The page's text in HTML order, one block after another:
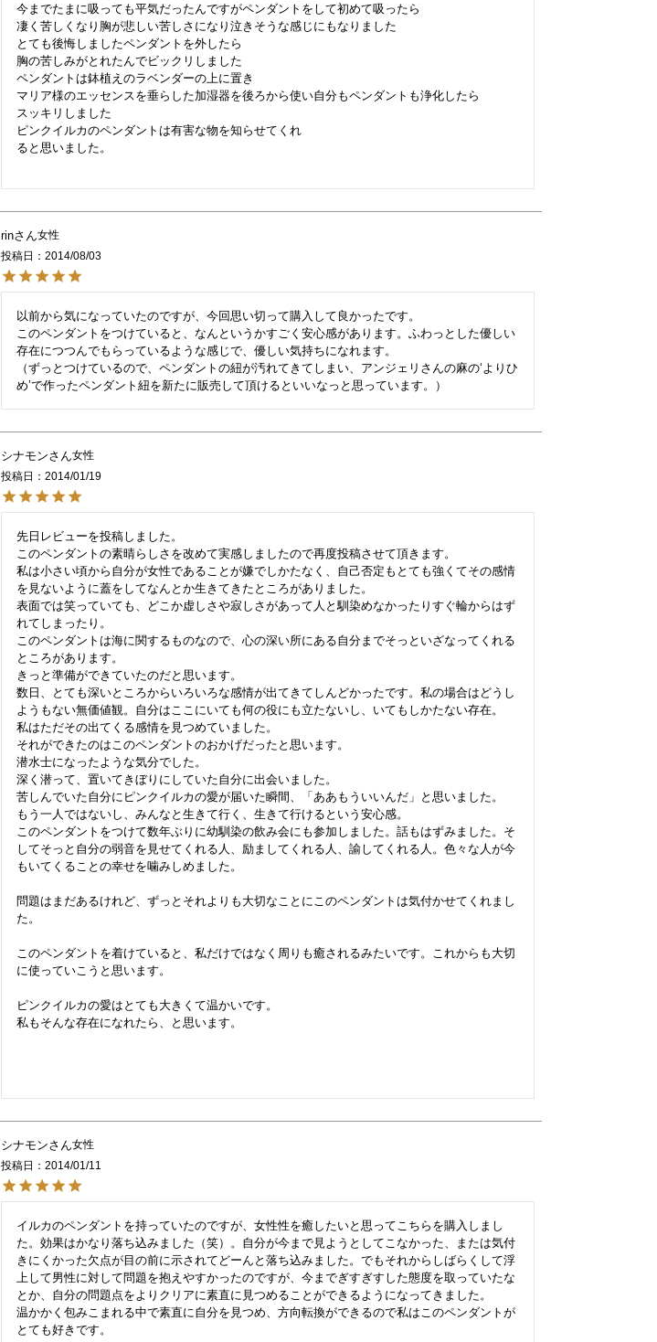
今までたまに吸っても平気だったんですがペンダントをして初めて吸ったら
凄く苦しくなり胸が悲しい苦しさになり泣きそうな感じにもなりました
とても後悔しましたペンダントを外したら
胸の苦しみがとれたんでビックリしました
ペンダントは鉢植えのラベンダーの上に置き
マリア様のエッセンスを垂らした加湿器を後ろから使い自分もペンダントも浄化したら
スッキリしました
ピンクイルカのペンダントは有害な物を知らせてくれ
ると思いました。
rin
女性
投稿日
2014/08/03
以前から気になっていたのですが、今回思い切って購入して良かったです。
このペンダントをつけていると、なんというかすごく安心感があります。ふわっとした優しい
存在につつんでもらっているような感じで、優しい気持ちになれます。
（ずっとつけているので、ペンダントの紐が汚れてきてしまい、アンジェリさんの麻の‘よりひ
シナモン
女性
投稿日
2014/01/19
先日レビューを投稿しました。
このペンダントの素晴らしさを改めて実感しましたので再度投稿させて頂きます。
私は小さい頃から自分が女性であることが嫌でしかたなく、自己否定もとても強くてその感情
を見ないように蓋をしてなんとか生きてきたところがありました。
表面では笑っていても、どこか虚しさや寂しさがあって人と馴染めなかったりすぐ輪からはず
れてしまったり。
このペンダントは海に関するものなので、心の深い所にある自分までそっといざなってくれる
ところがあります。
きっと準備ができていたのだと思います。
数日、とても深いところからいろいろな感情が出てきてしんどかったです。私の場合はどうし
ようもない無価値観。自分はここにいても何の役にも立たないし、いてもしかたない存在。
私はただその出てくる感情を見つめていました。
それができたのはこのペンダントのおかげだったと思います。
潜水士になったような気分でした。
深く潜って、置いてきぼりにしていた自分に出会いました。
苦しんでいた自分にピンクイルカの愛が届いた瞬間、「ああもういいんだ」と思いました。
もう一人ではないし、みんなと生きて行く、生きて行けるという安心感。
このペンダントをつけて数年ぶりに幼馴染の飲み会にも参加しました。話もはずみました。そ
してそっと自分の弱音を見せてくれる人、励ましてくれる人、諭してくれる人。色々な人が今
もいてくることの幸せを噛みしめました。
問題はまだあるけれど、ずっとそれよりも大切なことにこのペンダントは気付かせてくれまし
た。
このペンダントを着けていると、私だけではなく周りも癒されるみたいです。これからも大切
に使っていこうと思います。
ピンクイルカの愛はとても大きくて温かいです。
私もそんな存在になれたら、と思います。
シナモン
女性
投稿日
2014/01/11
イルカのペンダントを持っていたのですが、女性性を癒したいと思ってこちらを購入しまし
た。効果はかなり落ち込みました（笑）。自分が今まで見ようとしてこなかった、または気付
きにくかった欠点が目の前に示されてどーんと落ち込みました。でもそれからしばらくして浮
上して男性に対して問題を抱えやすかったのですが、今までぎすぎすした態度を取っていたな
とか、自分の問題点をよりクリアに素直に見つめることができるようになってきました。
温かかく包みこまれる中で素直に自分を見つめ、方向転換ができるので私はこのペンダントが
とても好きです。